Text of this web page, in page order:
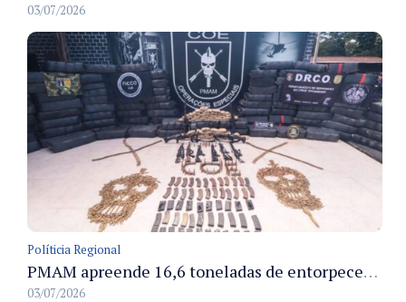
03/07/2026
Políticia Regional
PMAM apreende 16,6 toneladas de entorpecentes e registra aumento nas prisões em flagrante e nas capturas de foragidos no primeiro semestre de 2026
03/07/2026